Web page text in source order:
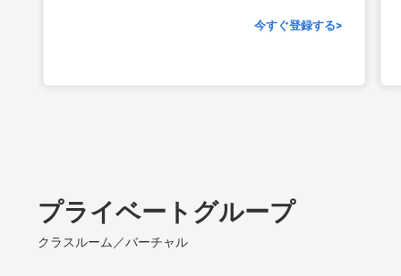
今すぐ登録する>
プライベートグループ
クラスルーム／バーチャル